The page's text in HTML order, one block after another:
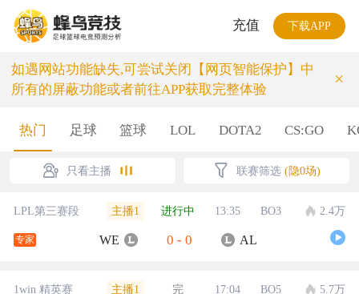
充值 下载APP
如遇网站功能缺失,可尝试关闭【网页智能保护】中
所有的屏蔽功能或者前往APP获取完整体验
×
热门 足球 篮球 LOL DOTA2 CS:GO
只看主播 联赛筛选 (隐0场)
LPL第三赛段 主播1 进行中 13:35 BO3 2.4万
专家 WE 0 - 0 AL
1win 精英赛 主播1 完 17:04 BO5 5.7万